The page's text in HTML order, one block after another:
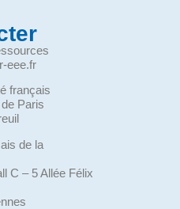
eee.fr
français
Paris
de la
C – 5 Allée Félix